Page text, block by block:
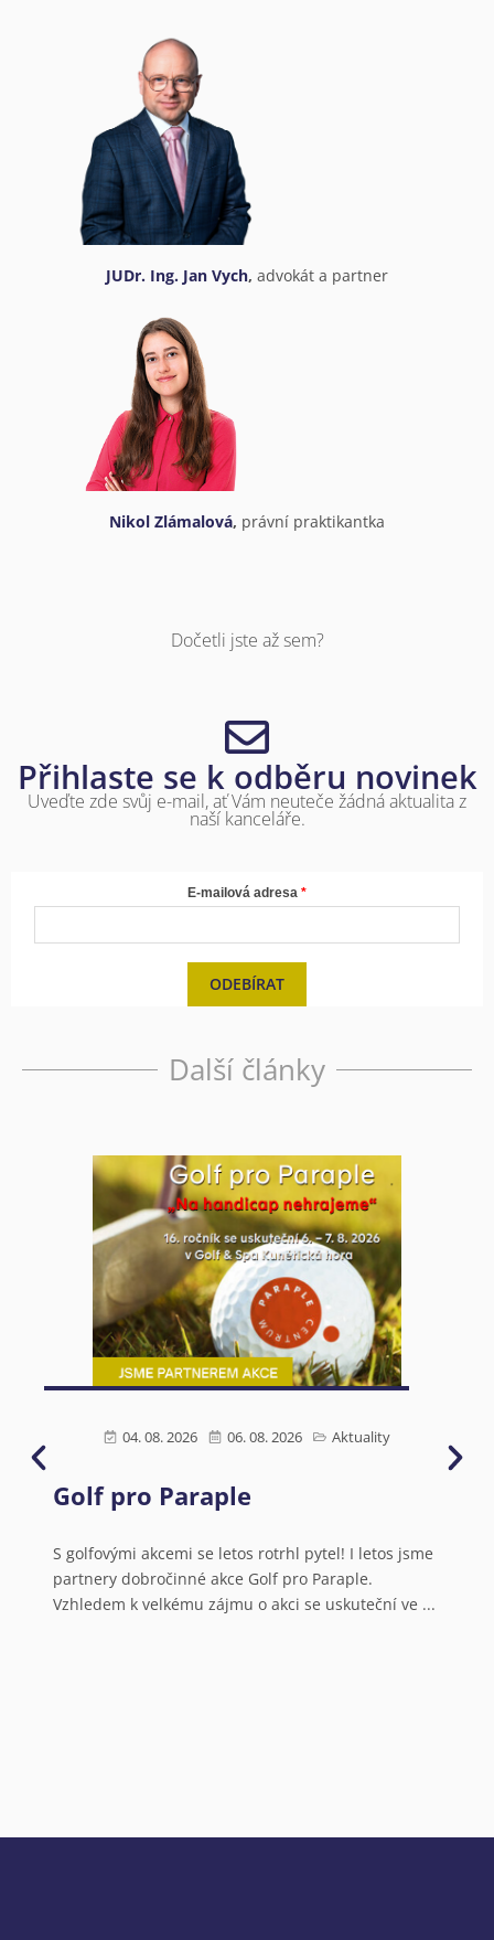
JUDr. Ing. Jan Vych, advokát a partner
Nikol Zlámalová, právní praktikantka
Dočetli jste až sem?
Přihlaste se k odběru novinek
Uveďte zde svůj e-mail, ať Vám neuteče žádná aktualita z
naší kanceláře.
E-mailová adresa
ODEBÍRAT
Další články
04. 08. 2026 06. 08. 2026 Aktuality
Golf pro Paraple
S golfovými akcemi se letos rotrhl pytel! I letos jsme
partnery dobročinné akce Golf pro Paraple.
Vzhledem k velkému zájmu o akci se uskuteční ve ...